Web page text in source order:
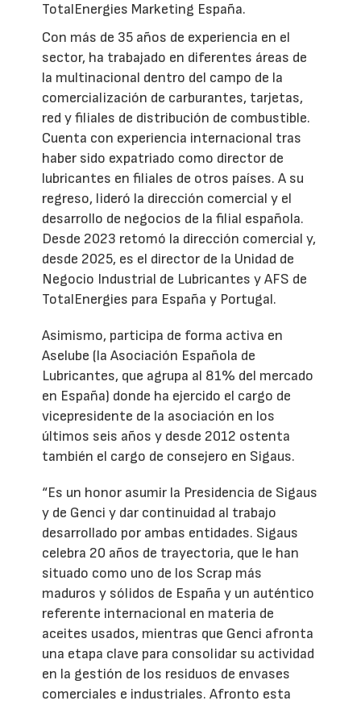
TotalEnergies Marketing España.
Con más de 35 años de experiencia en el
sector, ha trabajado en diferentes áreas de
la multinacional dentro del campo de la
comercialización de carburantes, tarjetas,
red y filiales de distribución de combustible.
Cuenta con experiencia internacional tras
haber sido expatriado como director de
lubricantes en filiales de otros países. A su
regreso, lideró la dirección comercial y el
desarrollo de negocios de la filial española.
Desde 2023 retomó la dirección comercial y,
desde 2025, es el director de la Unidad de
Negocio Industrial de Lubricantes y AFS de
TotalEnergies para España y Portugal.
Asimismo, participa de forma activa en
Aselube (la Asociación Española de
Lubricantes, que agrupa al 81% del mercado
en España) donde ha ejercido el cargo de
vicepresidente de la asociación en los
últimos seis años y desde 2012 ostenta
también el cargo de consejero en Sigaus.
“Es un honor asumir la Presidencia de Sigaus
y de Genci y dar continuidad al trabajo
desarrollado por ambas entidades. Sigaus
celebra 20 años de trayectoria, que le han
situado como uno de los Scrap más
maduros y sólidos de España y un auténtico
referente internacional en materia de
aceites usados, mientras que Genci afronta
una etapa clave para consolidar su actividad
en la gestión de los residuos de envases
comerciales e industriales. Afronto esta